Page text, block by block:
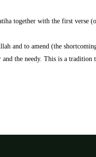
together with the first verse
and to amend (the
the needy. This is a tradition